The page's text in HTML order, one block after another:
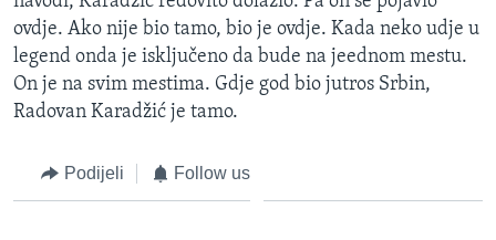
ovdje. Ako nije bio tamo, bio je ovdje. Kada neko udje u
legend onda je isključeno da bude na jeednom mestu.
On je na svim mestima. Gdje god bio jutros Srbin,
Radovan Karadžić je tamo.
Podijeli Follow us